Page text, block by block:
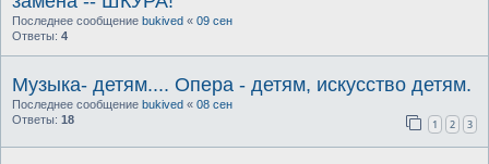
Последнее сообщение bukived « 09 сен
Ответы: 4
Музыка- детям.... Опера - детям, искусство детям.
Последнее сообщение bukived « 08 сен
Ответы: 18 1 2 3